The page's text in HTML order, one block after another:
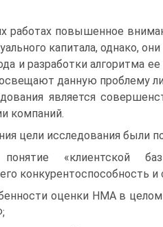
работах повышенное
капитала, однако,
и разработки алгоритма
данную проблему
является
компаний.
цели исследования были
понятие «клиентской
конкурентоспособность и
оценки НМА в